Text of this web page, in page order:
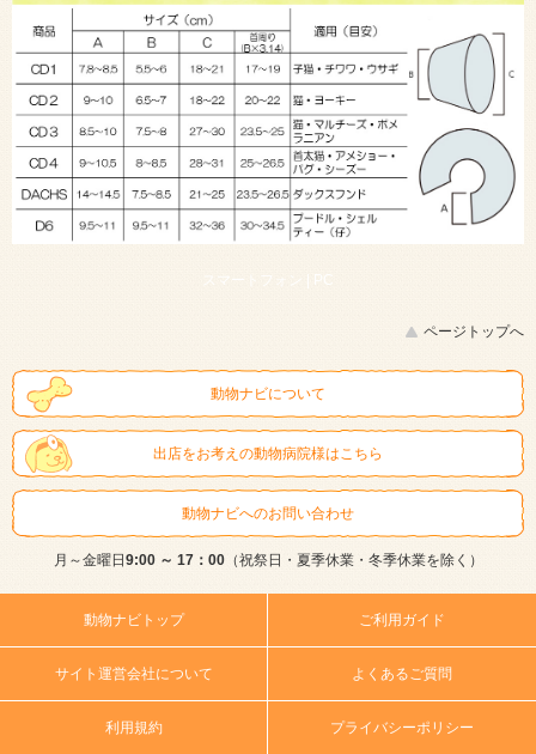
スマートフォン |
ページトップへ
動物ナビについて
出店をお考えの動物病院様はこちら
動物ナビへのお問い合わせ
月～金曜日9:00 ～ 17：00（祝祭日・夏季休業・冬季休業を除く）
動物ナビトップ ご利用ガイド
サイト運営会社について よくあるご質問
利用規約 プライバシーポリシー